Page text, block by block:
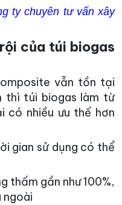
ty chuyên tư vấn xây
của túi biogas
vẫn tồn tại
thì túi biogas làm từ
có nhiều ưu thế hơn
gian sử dụng có thể
gần như 100%,
ngoài